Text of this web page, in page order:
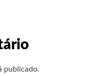
publicado.